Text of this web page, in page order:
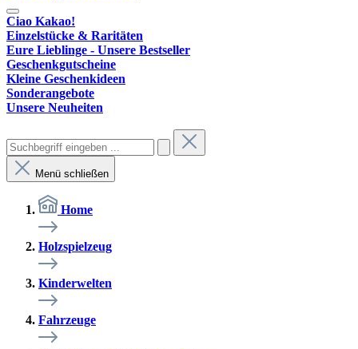
Ciao Kakao!
Einzelstücke & Raritäten
Eure Lieblinge - Unsere Bestseller
Geschenkgutscheine
Kleine Geschenkideen
Sonderangebote
Unsere Neuheiten
Menü schließen
Home
Holzspielzeug
Kinderwelten
Fahrzeuge